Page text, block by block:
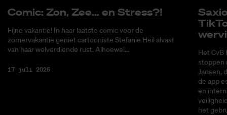
Co­mic: Zon, Zee... en Stress?!
Fijne vakantie! In haar laatste comic voor de
zomervakantie geniet cartooniste Stefanie Heil alvast
van haar welverdiende rust. Alhoewel...
17 juli 2026
Het CvB
stoppen
Jansen,
de app
en
het